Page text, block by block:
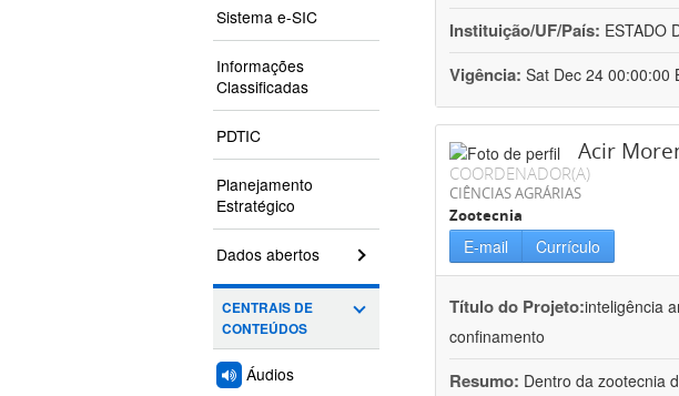
Sistema e-SIC
Informações
Classificadas
PDTIC
Planejamento
Estratégico
Dados abertos
CENTRAIS DE
CONTEÚDOS
Áudios
Instituição/UF/País: ESTADO
Vigência: Sat Dec 24 00:00:00
Acir
COORDENADOR(A)
CIÊNCIAS AGRÁRIAS
Zootecnia
E-mail Currículo
Título do Projeto:inteligência
confinamento
Resumo: Dentro da zootecnia